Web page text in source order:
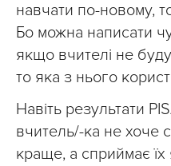
навчати по-новому,
Бо можна написати
якщо вчителі не
то яка з нього
Навіть результати
вчитель/-ка не хоче
краще, а сприймає